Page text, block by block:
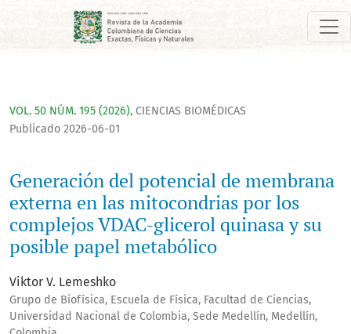
Generación del potencial de membrana externa en las
VOL. 50 NÚM. 195 (2026), CIENCIAS BIOMÉDICAS
Generación del potencial de membrana
externa en las mitocondrias por los
complejos VDAC-glicerol quinasa y su
posible papel metabólico
Publicado 2026-06-01
Viktor V. Lemeshko
Grupo de Biofísica, Escuela de Física, Facultad de Ciencias,
Universidad Nacional de Colombia, Sede Medellín, Medellín,